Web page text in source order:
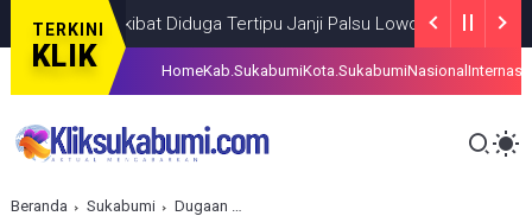
TERKINI
KLIK
Akibat Diduga Tertipu Janji Palsu Lowongan Kerja BERITA
HomeKab.SukabumiKota.SukabumiNasional
Beranda Sukabumi Dugaan Korupsi di Desa Cihelang Tonggoh Cibadak: Kejaksaan Naikkan Status ke Penyidikan, Inspektorat Hitung Kerugian Negara